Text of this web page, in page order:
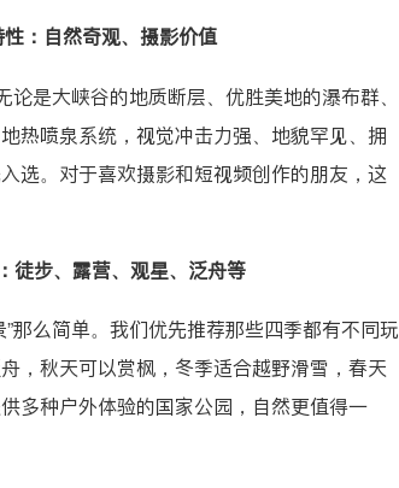
：自然奇观、摄影价值
论是大峡谷的地质断层、优胜美地的瀑布群、
热喷泉系统，视觉冲击力强、地貌罕见、拥
选。对于喜欢摄影和短视频创作的朋友，这
徒步、露营、观星、泛舟等
那么简单。我们优先推荐那些四季都有不同玩
，秋天可以赏枫，冬季适合越野滑雪，春天
多种户外体验的国家公园，自然更值得一